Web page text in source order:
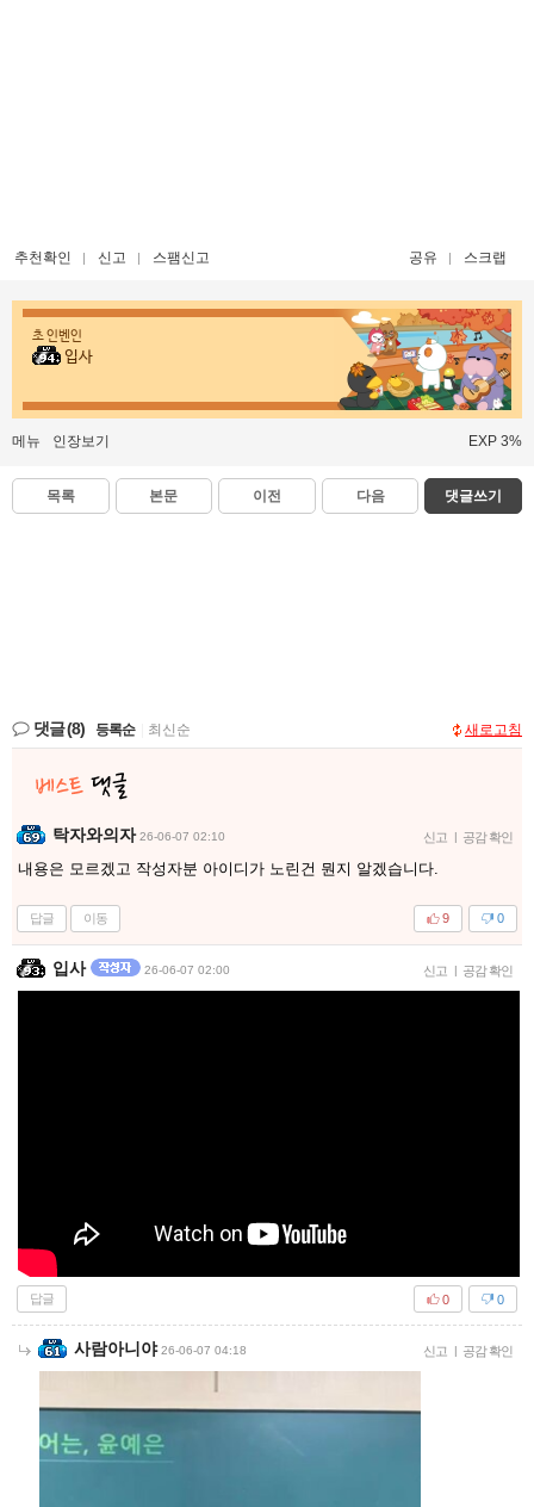
추천확인 신고 스팸신고 공유 스크랩
초 인벤인
입사
메뉴 인장보기 EXP 3%
목록 본문 이전 다음 댓글쓰기
댓글(8) 등록순 최신순 새로고침
탁자와의자 26-06-07 02:10 신고 | 공감 확인
내용은 모르겠고 작성자분 아이디가 노린건 뭔지 알겠습니다.
답글 이동 0
9
입사 26-06-07 02:00 신고 | 공감 확인
답글 0
0
사람아니야 26-06-07 04:18 신고 | 공감 확인